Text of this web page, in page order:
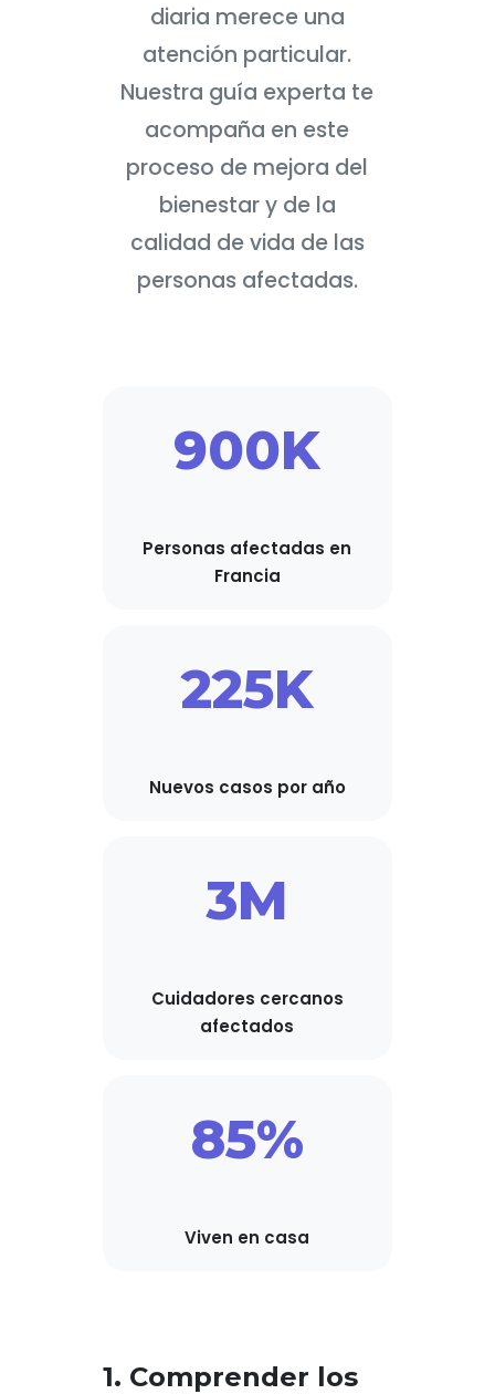
diaria merece una
atención particular.
Nuestra guía experta te
acompaña en este
proceso de mejora del
bienestar y de la
calidad de vida de las
personas afectadas.
900K
Personas afectadas en
Francia
225K
Nuevos casos por año
3M
Cuidadores cercanos
afectados
85%
Viven en casa
1. Comprender los